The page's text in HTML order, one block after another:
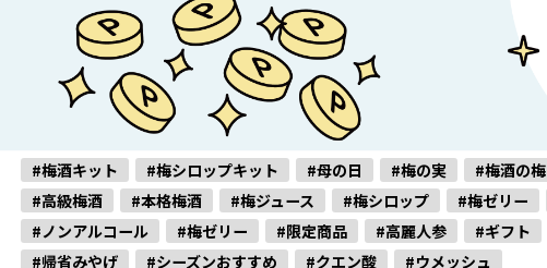
#梅酒キット #梅シロップキット #母の日 #梅の実 #梅酒の梅
#高級梅酒
#本格梅酒 #梅ジュース #梅シロップ #梅ゼリー
#ノンアルコール
#梅ゼリー #限定商品 #高麗人参 #ギフト
#帰省みやげ
#シーズンおすすめ #クエン酸 #ウメッシュ